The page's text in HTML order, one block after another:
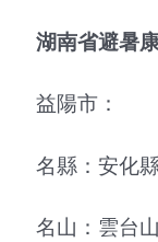
湖南省避暑康
益陽市：
名縣：安化
名山：雲台山